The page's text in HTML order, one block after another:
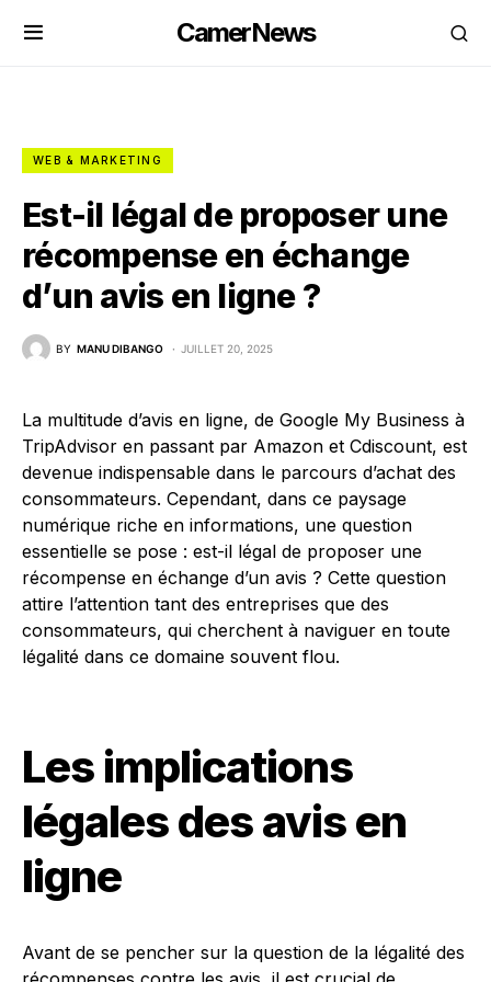
CamerNews
WEB & MARKETING
Est-il légal de proposer une
récompense en échange
d’un avis en ligne ?
BY MANU DIBANGO JUILLET 20, 2025
La multitude d’avis en ligne, de Google My Business à
TripAdvisor en passant par Amazon et Cdiscount, est
devenue indispensable dans le parcours d’achat des
consommateurs. Cependant, dans ce paysage
numérique riche en informations, une question
essentielle se pose : est-il légal de proposer une
récompense en échange d’un avis ? Cette question
attire l’attention tant des entreprises que des
consommateurs, qui cherchent à naviguer en toute
légalité dans ce domaine souvent flou.
Les implications
légales des avis en
ligne
Avant de se pencher sur la question de la légalité des